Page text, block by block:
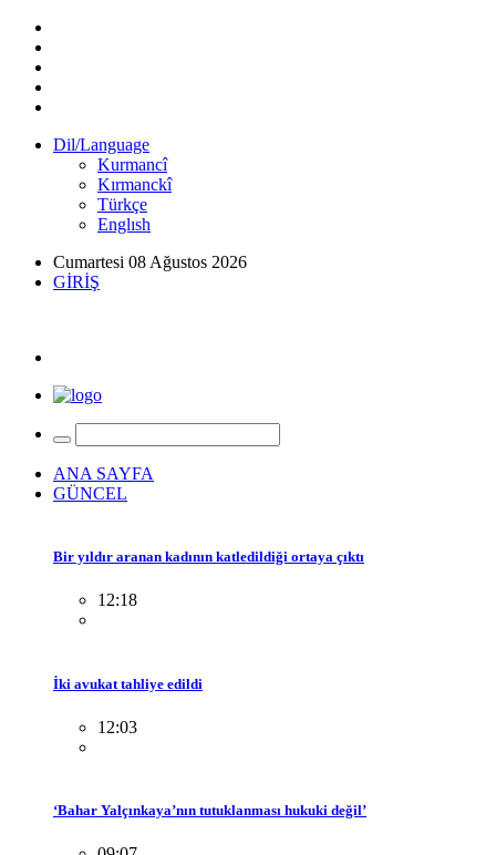
Dil/Language
Kurmancî
Kırmanckî
Türkçe
Englısh
Cumartesi 08 Ağustos 2026
GİRİŞ
ANA SAYFA
GÜNCEL
Bir yıldır aranan kadının katledildiği ortaya çıktı
12:18
İki avukat tahliye edildi
12:03
‘Bahar Yalçınkaya’nın tutuklanması hukuki değil’